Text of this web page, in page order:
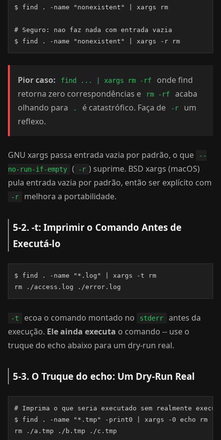
$ find . -name "nonexistent" | xargs rm
# Seguro: nao faz nada com entrada vazia
$ find . -name "nonexistent" | xargs -r rm
Pior caso: find ... | xargs rm -rf
onde find
retorna zero correspondências e
rm -rf
acaba
olhando para
. é catastrófico. Faça de -r
um
reflexo.
GNU xargs passa entrada vazia por padrão, o que
--
no-run-if-empty
( -r ) suprime. BSD xargs (macOS)
pula entrada vazia por padrão, então ser explícito com
-r melhora a portabilidade.
5-2. -t: Imprimir o Comando Antes de
Executá-lo
$ find . -name "*.log" | xargs -t rm
rm ./access.log ./error.log
-t ecoa o comando montado no stderr
antes da
execução. Ele ainda executa o comando -- use o
truque do echo abaixo para um dry-run real.
5-3. O Truque do echo: Um Dry-Run Real
# Imprima o que seria executado sem realmente
$ find . -name "*.tmp" -print0 | xargs -0 echo rm
rm ./a.tmp ./b.tmp ./c.tmp